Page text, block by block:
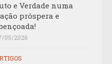
e Verdade numa
próspera e
05/2026